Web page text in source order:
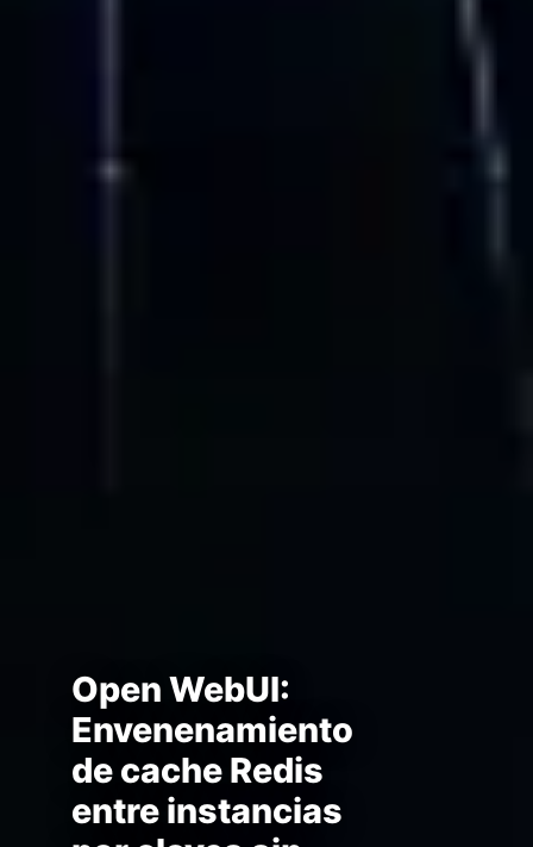
Open WebUI:
Envenenamiento
de cache Redis
entre instancias